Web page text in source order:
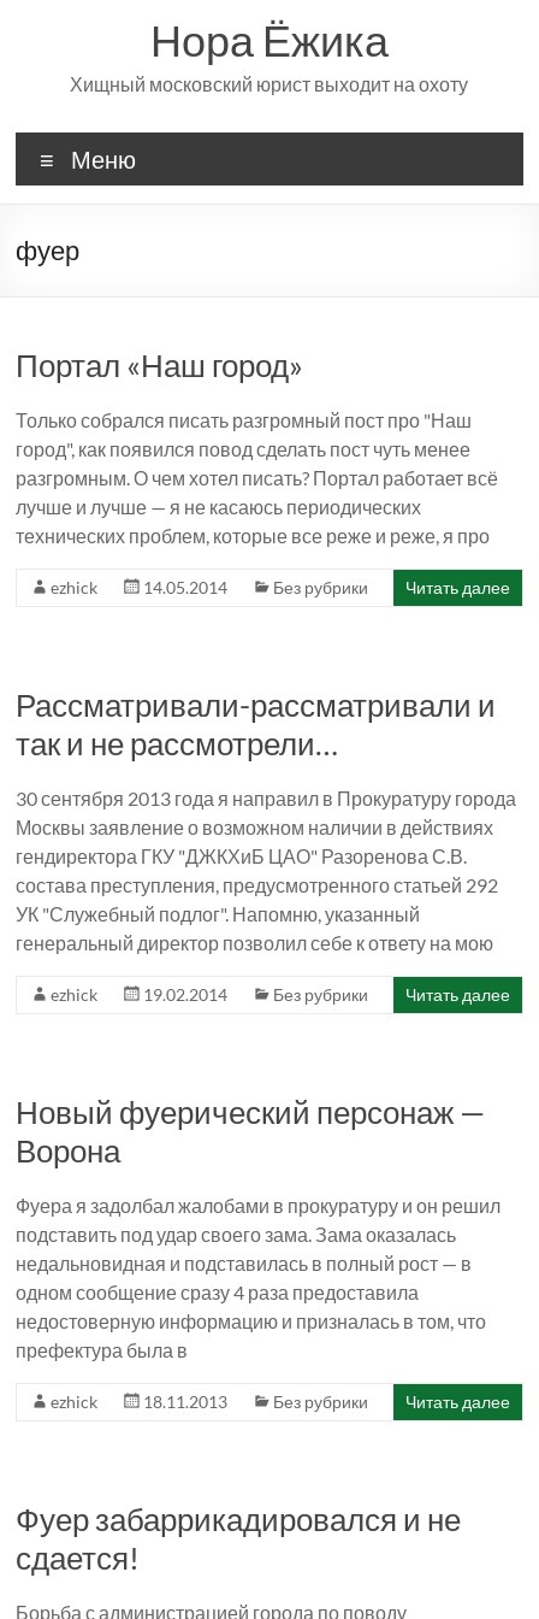
Нора Ёжика
Хищный московский юрист выходит на охоту
Меню
фуер
Портал «Наш город»
Только собрался писать разгромный пост про "Наш
город", как появился повод сделать пост чуть менее
разгромным. О чем хотел писать? Портал работает всё
лучше и лучше — я не касаюсь периодических
технических проблем, которые все реже и реже, я про
ezhick 14.05.2014 Без рубрики Читать далее
Рассматривали-рассматривали и
так и не рассмотрели…
30 сентября 2013 года я направил в Прокуратуру города
Москвы заявление о возможном наличии в действиях
гендиректора ГКУ "ДЖКХиБ ЦАО" Разоренова С.В.
состава преступления, предусмотренного статьей 292
УК "Служебный подлог". Напомню, указанный
генеральный директор позволил себе к ответу на мою
ezhick 19.02.2014 Без рубрики Читать далее
Новый фуерический персонаж —
Ворона
Фуера я задолбал жалобами в прокуратуру и он решил
подставить под удар своего зама. Зама оказалась
недальновидная и подставилась в полный рост — в
одном сообщение сразу 4 раза предоставила
недостоверную информацию и призналась в том, что
префектура была в
ezhick 18.11.2013 Без рубрики Читать далее
Фуер забаррикадировался и не
сдается!
Борьба с администрацией города по поводу